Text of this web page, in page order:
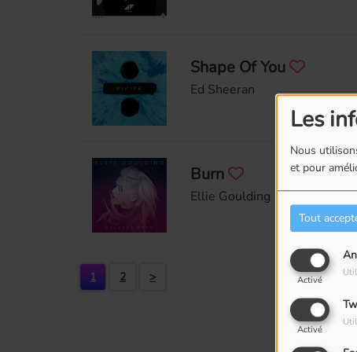
Les
Nous
et pour
Tout
Activé
Activé
Shape Of You
Ed Sheeran
Burn
Ellie Goulding
1 2 >